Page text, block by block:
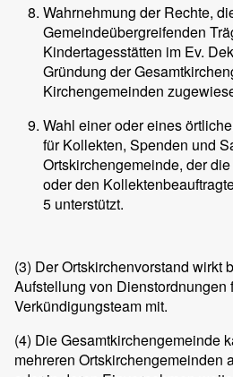
Wahrnehmung der Rechte,
Gemeindeübergreifenden
Kindertagesstätten im Ev.
Gründung der
Kirchengemeinden
Wahl einer oder eines
für Kollekten, Spenden und
Ortskirchengemeinde, der
oder den
5 unterstützt.
(3) Der Ortskirchenvorstand wirkt
Aufstellung von Dienstordnungen
Verkündigungsteam mit.
(4) Die Gesamtkirchengemeinde
mehreren Ortskirchengemeinden